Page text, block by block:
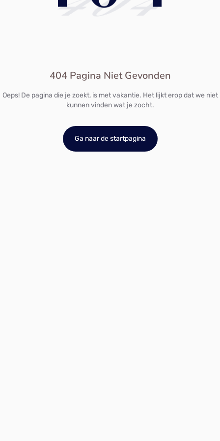
404 Pagina Niet Gevonden
Oeps! De pagina die je zoekt, is met vakantie. Het lijkt erop dat we niet
kunnen vinden wat je zocht.
Ga naar de startpagina